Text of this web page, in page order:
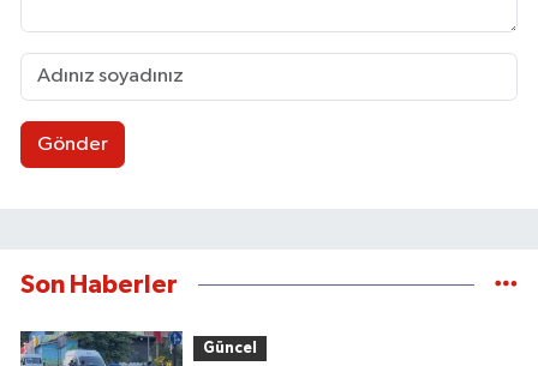
Gönder
Son Haberler
Güncel